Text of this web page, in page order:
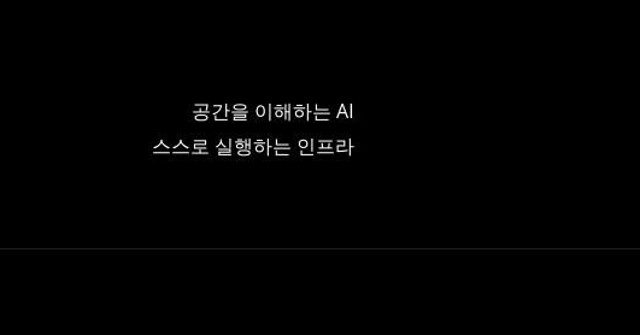
공간을 이해하는 AI
스스로 실행하는 인프라